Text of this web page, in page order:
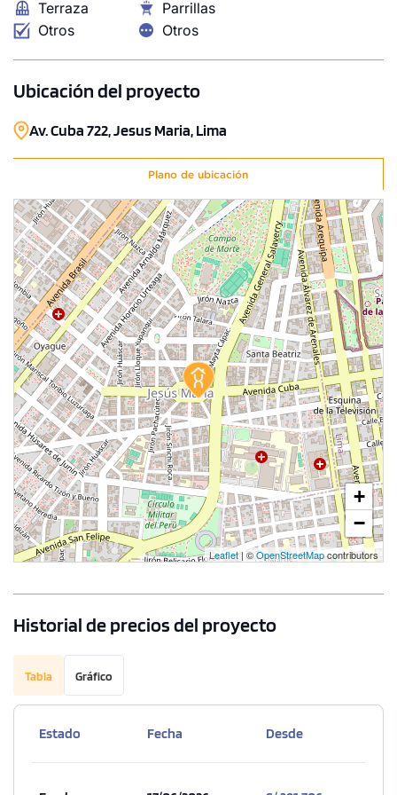
Terraza
Parrillas
Otros
Otros
Ubicación del proyecto
Av. Cuba 722, Jesus Maria, Lima
Plano de ubicación
+
−
Leaflet| ©OpenStreetMapcontributors
Historial de precios del proyecto
Tabla Gráfico
Estado Fecha Desde